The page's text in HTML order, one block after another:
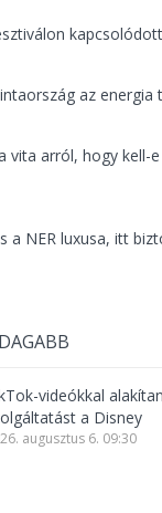
az energia
vita arról, hogy kell-
a NER luxusa, itt
videókkal
a Disney
augusztus 6. 09:30